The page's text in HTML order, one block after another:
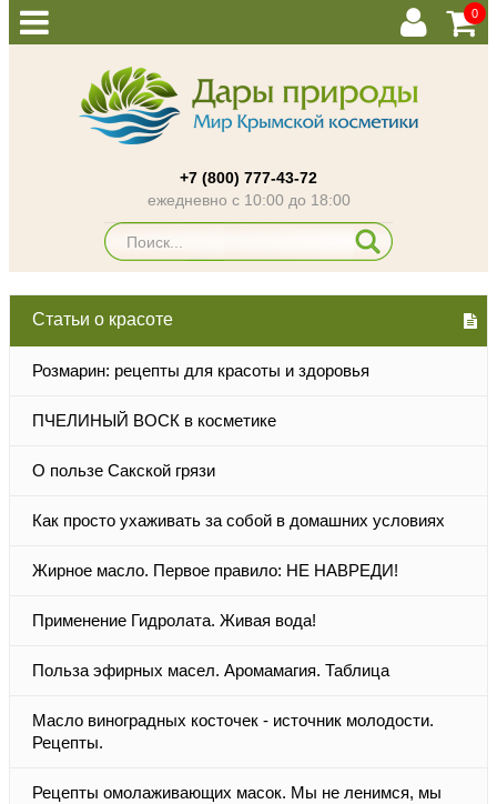
0
+7 (800) 777-43-72
ежедневно с 10:00 до 18:00
Статьи о красоте
Розмарин: рецепты для красоты и здоровья
ПЧЕЛИНЫЙ ВОСК в косметике
О пользе Сакской грязи
Как просто ухаживать за собой в домашних условиях
Жирное масло. Первое правило: НЕ НАВРЕДИ!
Применение Гидролата. Живая вода!
Польза эфирных масел. Аромамагия. Таблица
Масло виноградных косточек - источник молодости.
Рецепты.
Рецепты омолаживающих масок. Мы не ленимся, мы